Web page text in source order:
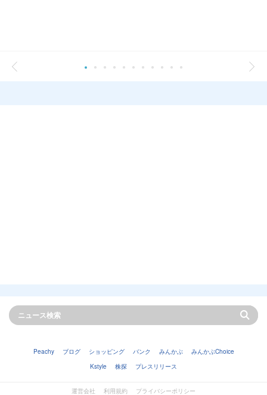
Peachy ブログ ショッピング バンク みんかぶ
みんかぶChoice
Kstyle
株探 プレスリリース
運営会社 利用規約 プライバシーポリシー